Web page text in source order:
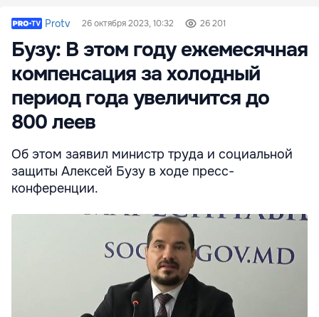
Protv 26 октября 2023, 10:32 26 201
Бузу: В этом году ежемесячная
компенсация за холодный
период года увеличится до
800 леев
Об этом заявил министр труда и социальной
защиты Алексей Бузу в ходе пресс-
конференции.